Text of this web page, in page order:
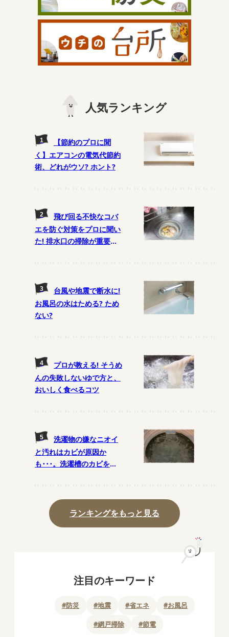
人気ランキング
【節約のプロに聞
く】エアコンの電気代節約
術、どれがウソ? ホント?
飛び回る不快なコバ
エを防ぐ対策をプロに聞い
た! 排水口の掃除が重要
台風や地震で断水に!
お風呂の水はためる? ため
ない?
プロが教える! そうめ
んの失敗しないゆで方と、
おいしく食べるコツ
洗濯物の嫌なニオイ
と汚れはカビが原因か
も･･･。洗濯槽のカビを予
ランキングをもっと見る
注目のキーワード
#防災 #地震 #省エネ #お風呂
#網戸掃除 #節電